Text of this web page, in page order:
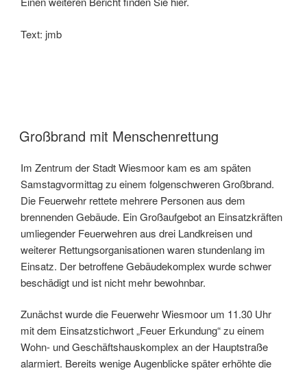
Text: jmb
Großbrand mit Menschenrettung
Im Zentrum der Stadt Wiesmoor kam es am späten
Samstagvormittag zu einem folgenschweren Großbrand.
Die Feuerwehr rettete mehrere Personen aus dem
brennenden Gebäude. Ein Großaufgebot an Einsatzkräften
umliegender Feuerwehren aus drei Landkreisen und
weiterer Rettungsorganisationen waren stundenlang im
Einsatz. Der betroffene Gebäudekomplex wurde schwer
beschädigt und ist nicht mehr bewohnbar.
Zunächst wurde die Feuerwehr Wiesmoor um 11.30 Uhr
mit dem Einsatzstichwort „Feuer Erkundung“ zu einem
Wohn- und Geschäftshauskomplex an der Hauptstraße
alarmiert. Bereits wenige Augenblicke später erhöhte die